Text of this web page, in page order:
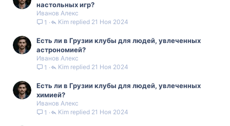
настольных игр?
Иванов Алекс
1
21 Ноя 2024
Kim
Есть ли в Грузии клубы для людей, увлеченных
астрономией?
Иванов Алекс
1
21 Ноя 2024
Kim
Есть ли в Грузии клубы для людей, увлеченных
химией?
Иванов Алекс
1
21 Ноя 2024
Kim